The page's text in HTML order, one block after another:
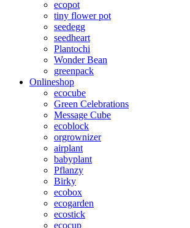
ecopot
tiny flower pot
seedegg
seedheart
Plantochi
Wonder Bean
greenpack
Onlineshop
ecocube
Green Celebrations
Message Cube
ecoblock
orgrownizer
airplant
babyplant
Pflanzy
Birky
ecobox
ecogarden
ecostick
ecocup